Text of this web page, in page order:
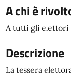
A chi è
A tutti gli elettori
Descrizione
La tessera